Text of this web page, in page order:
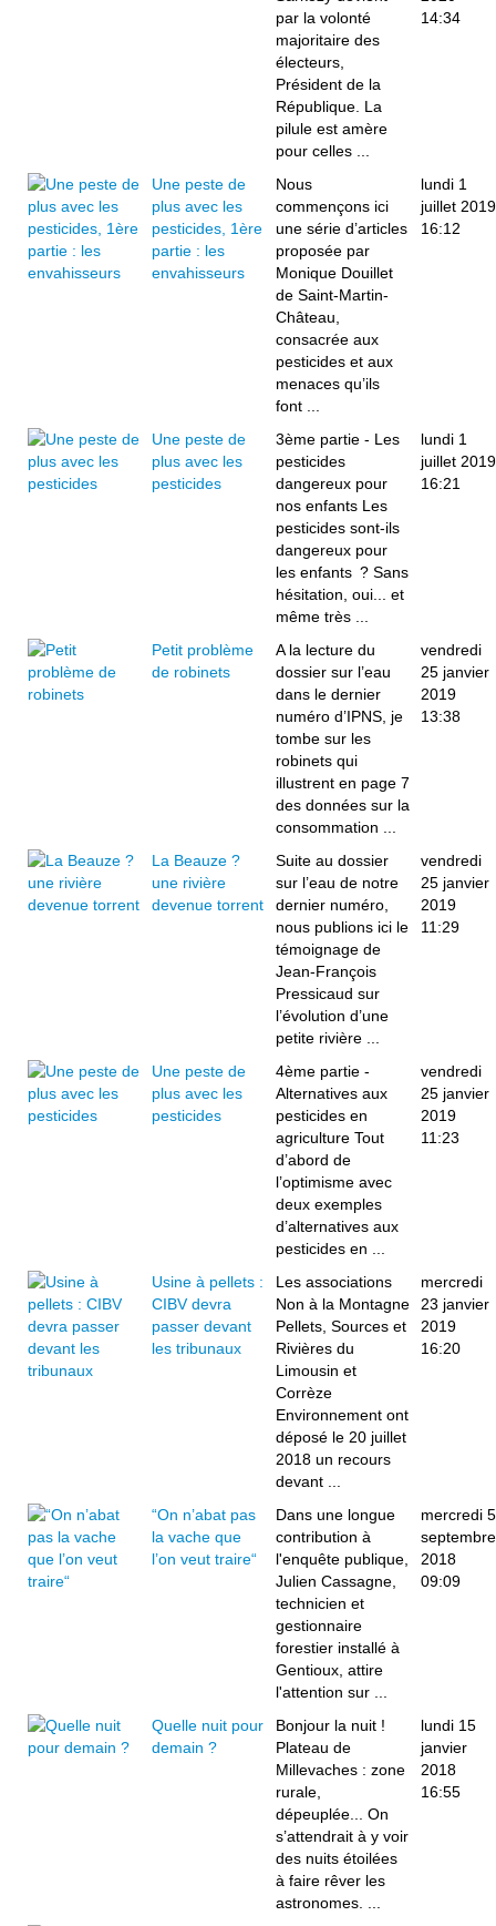
par la volonté
majoritaire des
électeurs,
Président de la
République. La
pilule est amère
pour celles ...
14:34
Une peste de
plus avec les
pesticides, 1ère
partie : les
envahisseurs
Nous
commençons ici
une série d’articles
proposée par
Monique Douillet
de Saint-Martin-
Château,
consacrée aux
pesticides et aux
menaces qu’ils
font ...
lundi 1
juillet 2019
16:12
Une peste de
plus avec les
pesticides
3ème partie - Les
pesticides
dangereux pour
nos enfants Les
pesticides sont-ils
dangereux pour
les enfants ? Sans
hésitation, oui... et
même très ...
lundi 1
juillet 2019
16:21
Petit problème
de robinets
A la lecture du
dossier sur l’eau
dans le dernier
numéro d’IPNS, je
tombe sur les
robinets qui
illustrent en page 7
des données sur la
consommation ...
vendredi
25 janvier
2019
13:38
La Beauze ?
une rivière
devenue torrent
Suite au dossier
sur l’eau de notre
dernier numéro,
nous publions ici le
témoignage de
Jean-François
Pressicaud sur
l’évolution d’une
petite rivière ...
vendredi
25 janvier
2019
11:29
Une peste de
plus avec les
pesticides
4ème partie -
Alternatives aux
pesticides en
agriculture Tout
d’abord de
l’optimisme avec
deux exemples
d’alternatives aux
pesticides en ...
vendredi
25 janvier
2019
11:23
Usine à pellets :
CIBV devra
passer devant
les tribunaux
Les associations
Non à la Montagne
Pellets, Sources et
Rivières du
Limousin et
Corrèze
Environnement ont
déposé le 20 juillet
2018 un recours
devant ...
mercredi
23 janvier
2019
16:20
“On n’abat pas
la vache que
l’on veut traire“
Dans une longue
contribution à
l'enquête publique,
Julien Cassagne,
technicien et
gestionnaire
forestier installé à
Gentioux, attire
l'attention sur ...
mercredi 5
septembre
2018
09:09
Quelle nuit pour
demain ?
Bonjour la nuit !
Plateau de
Millevaches : zone
rurale,
dépeuplée... On
s’attendrait à y voir
des nuits étoilées
à faire rêver les
astronomes. ...
lundi 15
janvier
2018
16:55